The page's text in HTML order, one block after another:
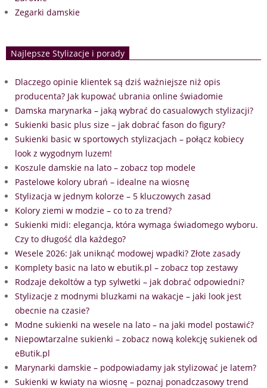
Zegarki damskie
Najlepsze Stylizacje i porady
Dlaczego opinie klientek są dziś ważniejsze niż opis
producenta? Jak kupować ubrania online świadomie
Damska marynarka – jaką wybrać do casualowych stylizacji?
Sukienki basic plus size – jak dobrać fason do figury?
Sukienki basic w sportowych stylizacjach – połącz kobiecy
look z wygodnym luzem!
Koszule damskie na lato – zobacz top modele
Pastelowe kolory ubrań – idealne na wiosnę
Stylizacja w jednym kolorze – 5 kluczowych zasad
Kolory ziemi w modzie – co to za trend?
Sukienki midi: elegancja, która wymaga świadomego wyboru.
Czy to długość dla każdego?
Wesele 2026: Jak uniknąć modowej wpadki? Złote zasady
Komplety basic na lato w ebutik.pl – zobacz top zestawy
Rodzaje dekoltów a typ sylwetki – jak dobrać odpowiedni?
Stylizacje z modnymi bluzkami na wakacje – jaki look jest
obecnie na czasie?
Modne sukienki na wesele na lato – na jaki model postawić?
Niepowtarzalne sukienki – zobacz nową kolekcję sukienek od
eButik.pl
Marynarki damskie – podpowiadamy jak stylizować je latem?
Sukienki w kwiaty na wiosnę – poznaj ponadczasowy trend